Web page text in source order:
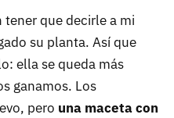
tener que decirle a mi
su planta. Así que
ella se queda más
ganamos. Los
pero una maceta con